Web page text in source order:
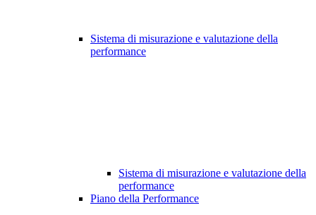
Sistema di misurazione e valutazione della
performance
Sistema di misurazione e valutazione della
performance
Piano della Performance